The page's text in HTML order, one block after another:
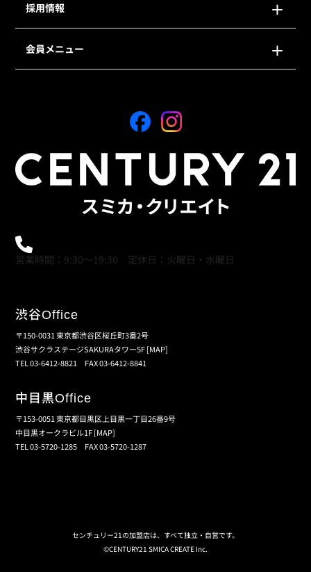
採用情報
会員メニュー
営業時間：9:30～19:30 定休日：火曜日・水曜日
渋谷Office
〒150-0031 東京都渋谷区桜丘町3番2号
渋谷サクラステージSAKURAタワー5F[MAP]
TEL 03-6412-8821 FAX 03-6412-8841
中目黒Office
〒153-0051 東京都目黒区上目黒一丁目26番9号
中目黒オークラビル1F[MAP]
TEL 03-5720-1285 FAX 03-5720-1287
センチュリー21の加盟店は、すべて独立・自営です。
©CENTURY21 SMICA CREATE Inc.